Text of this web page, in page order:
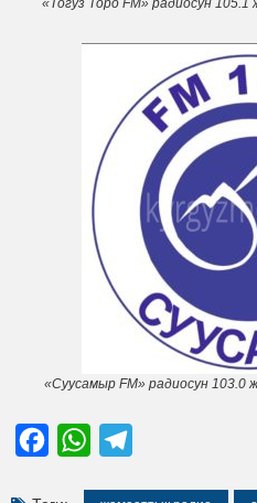
«Тогуз Торо FM» радиосун
«Суусамыр FM» радиосун
FacebookWhatsApp